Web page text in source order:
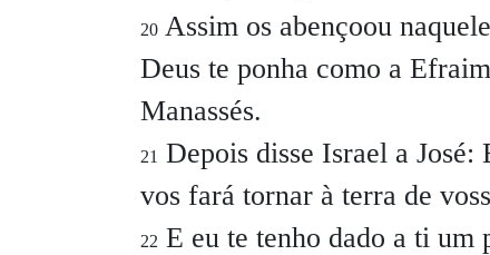
20 Assim os abençoou
Deus te ponha como a
Manassés.
21 Depois disse Israel a José:
vos fará tornar à terra de
22 E eu te tenho dado a ti um